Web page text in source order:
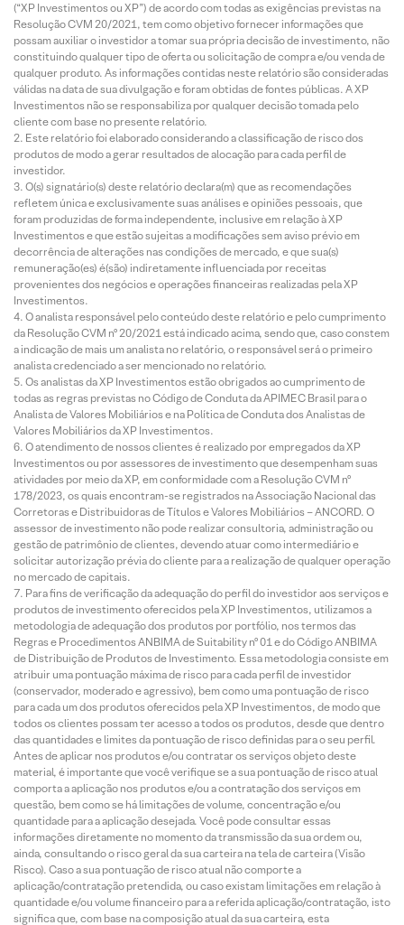
(“XP Investimentos ou XP”) de acordo com todas as exigências previstas na
Resolução CVM 20/2021, tem como objetivo fornecer informações que
possam auxiliar o investidor a tomar sua própria decisão de investimento, não
constituindo qualquer tipo de oferta ou solicitação de compra e/ou venda de
qualquer produto. As informações contidas neste relatório são consideradas
válidas na data de sua divulgação e foram obtidas de fontes públicas. A XP
Investimentos não se responsabiliza por qualquer decisão tomada pelo
cliente com base no presente relatório.
Este relatório foi elaborado considerando a classificação de risco dos
produtos de modo a gerar resultados de alocação para cada perfil de
investidor.
O(s) signatário(s) deste relatório declara(m) que as recomendações
refletem única e exclusivamente suas análises e opiniões pessoais, que
foram produzidas de forma independente, inclusive em relação à XP
Investimentos e que estão sujeitas a modificações sem aviso prévio em
decorrência de alterações nas condições de mercado, e que sua(s)
remuneração(es) é(são) indiretamente influenciada por receitas
provenientes dos negócios e operações financeiras realizadas pela XP
Investimentos.
O analista responsável pelo conteúdo deste relatório e pelo cumprimento
da Resolução CVM nº 20/2021 está indicado acima, sendo que, caso constem
a indicação de mais um analista no relatório, o responsável será o primeiro
analista credenciado a ser mencionado no relatório.
Os analistas da XP Investimentos estão obrigados ao cumprimento de
todas as regras previstas no Código de Conduta da APIMEC Brasil para o
Analista de Valores Mobiliários e na Política de Conduta dos Analistas de
Valores Mobiliários da XP Investimentos.
O atendimento de nossos clientes é realizado por empregados da XP
Investimentos ou por assessores de investimento que desempenham suas
atividades por meio da XP, em conformidade com a Resolução CVM nº
178/2023, os quais encontram-se registrados na Associação Nacional das
Corretoras e Distribuidoras de Títulos e Valores Mobiliários – ANCORD. O
assessor de investimento não pode realizar consultoria, administração ou
gestão de patrimônio de clientes, devendo atuar como intermediário e
solicitar autorização prévia do cliente para a realização de qualquer operação
no mercado de capitais.
Para fins de verificação da adequação do perfil do investidor aos serviços e
produtos de investimento oferecidos pela XP Investimentos, utilizamos a
metodologia de adequação dos produtos por portfólio, nos termos das
Regras e Procedimentos ANBIMA de Suitability nº 01 e do Código ANBIMA
de Distribuição de Produtos de Investimento. Essa metodologia consiste em
atribuir uma pontuação máxima de risco para cada perfil de investidor
(conservador, moderado e agressivo), bem como uma pontuação de risco
para cada um dos produtos oferecidos pela XP Investimentos, de modo que
todos os clientes possam ter acesso a todos os produtos, desde que dentro
das quantidades e limites da pontuação de risco definidas para o seu perfil.
Antes de aplicar nos produtos e/ou contratar os serviços objeto deste
material, é importante que você verifique se a sua pontuação de risco atual
comporta a aplicação nos produtos e/ou a contratação dos serviços em
questão, bem como se há limitações de volume, concentração e/ou
quantidade para a aplicação desejada. Você pode consultar essas
informações diretamente no momento da transmissão da sua ordem ou,
ainda, consultando o risco geral da sua carteira na tela de carteira (Visão
Risco). Caso a sua pontuação de risco atual não comporte a
aplicação/contratação pretendida, ou caso existam limitações em relação à
quantidade e/ou volume financeiro para a referida aplicação/contratação, isto
significa que, com base na composição atual da sua carteira, esta